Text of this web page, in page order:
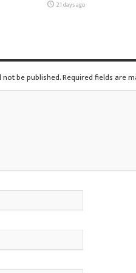
21 days ago
be published. Required fields are